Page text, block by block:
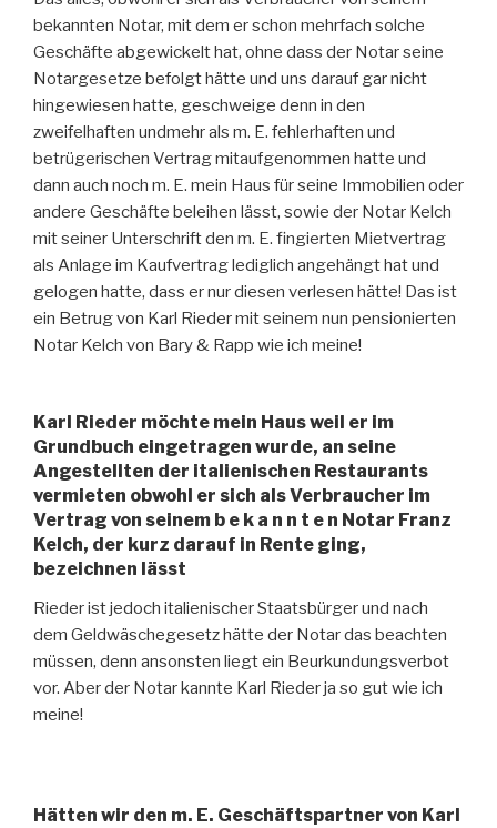
bekannten Notar, mit dem er schon mehrfach solche
Geschäfte abgewickelt hat, ohne dass der Notar seine
Notargesetze befolgt hätte und uns darauf gar nicht
hingewiesen hatte, geschweige denn in den
zweifelhaften undmehr als m. E. fehlerhaften und
betrügerischen Vertrag mitaufgenommen hatte und
dann auch noch m. E. mein Haus für seine Immobilien oder
andere Geschäfte beleihen lässt, sowie der Notar Kelch
mit seiner Unterschrift den m. E. fingierten Mietvertrag
als Anlage im Kaufvertrag lediglich angehängt hat und
gelogen hatte, dass er nur diesen verlesen hätte! Das ist
ein Betrug von Karl Rieder mit seinem nun pensionierten
Notar Kelch von Bary & Rapp wie ich meine!
Karl Rieder möchte mein Haus weil er im
Grundbuch eingetragen wurde, an seine
Angestellten der italienischen Restaurants
vermieten obwohl er sich als Verbraucher im
Vertrag von seinem b e k a n n t e n Notar Franz
Kelch, der kurz darauf in Rente ging,
bezeichnen lässt
Rieder ist jedoch italienischer Staatsbürger und nach
dem Geldwäschegesetz hätte der Notar das beachten
müssen, denn ansonsten liegt ein Beurkundungsverbot
vor. Aber der Notar kannte Karl Rieder ja so gut wie ich
meine!
Hätten wir den m. E. Geschäftspartner von Karl